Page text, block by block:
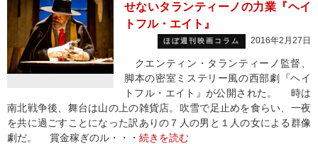
せないタランティーノの力業『ヘイ
トフル・エイト』
ほぼ週刊映画コラム 2016年2月27日
クエンティン・タランティーノ監督、
脚本の密室ミステリー風の西部劇『ヘイ
トフル・エイト』が公開された。 時は
南北戦争後、舞台は山の上の雑貨店。吹雪で足止めを食らい、一夜
を共に過ごすことになった訳ありの７人の男と１人の女による群像
劇だ。 賞金稼ぎのル・・・ 続きを読む